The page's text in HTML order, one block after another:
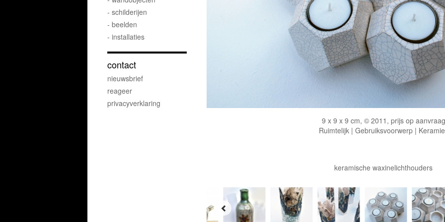
9 x 9 x 9 cm, © 2011, prijs op aanvraag
Ruimtelijk | Gebruiksvoorwerp |
keramische waxinelichthouders
- schilderijen
- beelden
- installaties
contact
nieuwsbrief
reageer
privacyverklaring